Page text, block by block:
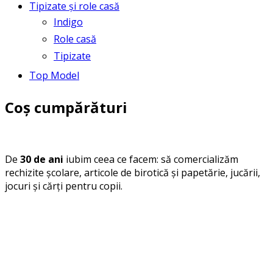
Tipizate și role casă
Indigo
Role casă
Tipizate
Top Model
Coș cumpărături
De 30 de ani iubim ceea ce facem: să comercializăm
rechizite școlare, articole de birotică și papetărie, jucării,
jocuri și cărți pentru copii.